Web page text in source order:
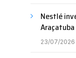
Nestlé
Araçatuba
23/07/2026